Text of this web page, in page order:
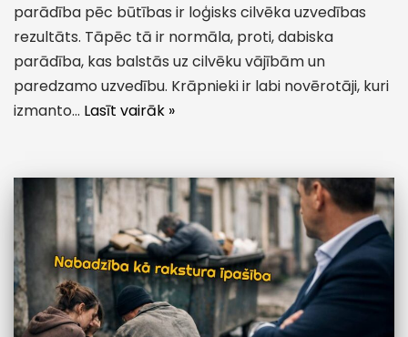
parādība pēc būtības ir loģisks cilvēka uzvedības
rezultāts. Tāpēc tā ir normāla, proti, dabiska
parādība, kas balstās uz cilvēku vājībām un
paredzamo uzvedību. Krāpnieki ir labi novērotāji, kuri
izmanto… Lasīt vairāk »